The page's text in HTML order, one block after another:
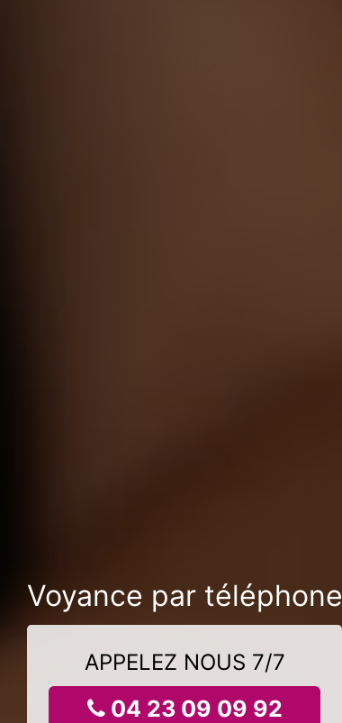
Voyance par téléphone
APPELEZ NOUS 7/7
04 23 09 09 92